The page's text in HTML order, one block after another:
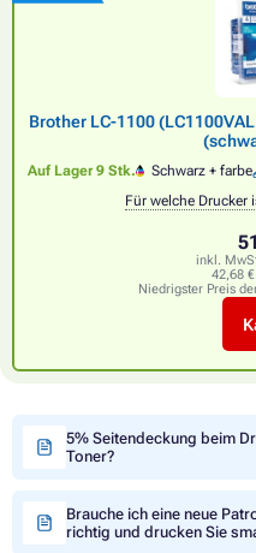
Brother LC-1100
Auf Lager 9 Stk. Schwarz + farbe
Für welche Drucker
inkl.
42,68
Niedrigster Preis
5% Seitendeckung beim
Toner?
Brauche ich eine neue
richtig und drucken Sie